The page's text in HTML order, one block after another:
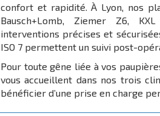
confort et rapidité. À Lyon, nos
Bausch+Lomb, Ziemer Z6,
interventions précises et
ISO 7 permettent un suivi post-
Pour toute gêne liée à vos
vous accueillent dans nos trois
bénéficier d’une prise en charge